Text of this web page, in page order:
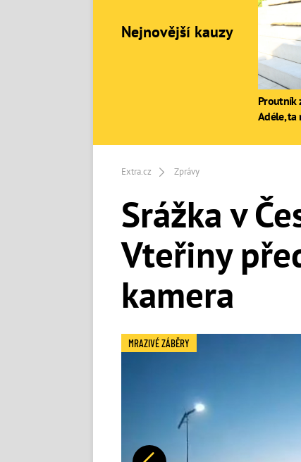
Extra.cz Zprávy
Srážka v
Vteřiny
kamera
MRAZIVÉ ZÁBĚRY
Nejnovější kauzy
Proutník
Adéle, ta